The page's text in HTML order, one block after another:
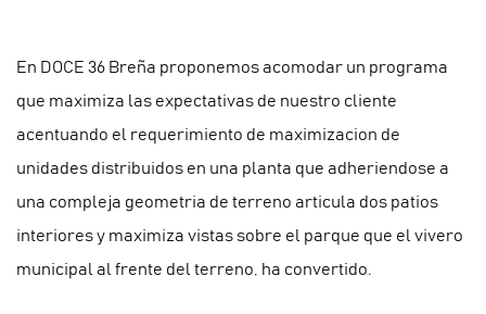
En DOCE 36 Breña proponemos acomodar un programa
que maximiza las expectativas de nuestro cliente
acentuando el requerimiento de maximizacion de
unidades distribuidos en una planta que adheriendose a
una compleja geometria de terreno articula dos patios
interiores y maximiza vistas sobre el parque que el vivero
municipal al frente del terreno, ha convertido.